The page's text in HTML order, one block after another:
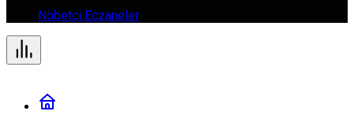
Nöbetçi Eczaneler